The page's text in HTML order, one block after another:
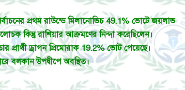
প্রথম রাউন্ডে মিলানোভিচ 49.1% ভোটে জয়লাভ
কিন্তু রাশিয়ার আক্রমণের নিন্দা করেছিলেন।
ড্রাগন প্রিমোরাক 19.2% ভোট পেয়েছে।
বলকান উপদ্বীপে অবস্থিত।